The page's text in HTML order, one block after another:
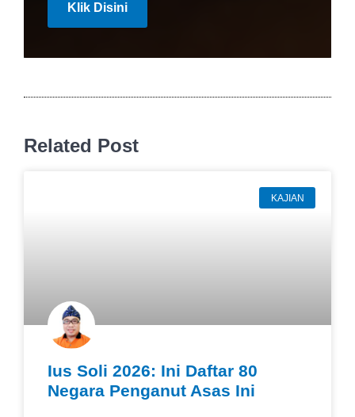
Klik Disini
Related Post
KAJIAN
Ius Soli 2026: Ini Daftar 80
Negara Penganut Asas Ini